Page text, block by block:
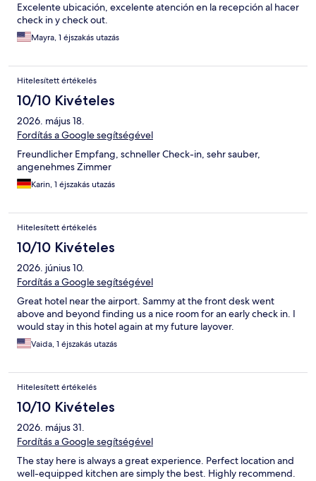
Excelente ubicación, excelente atención en la recepción al hacer
check in y check out.
Mayra, 1 éjszakás utazás
Hitelesített értékelés
10/10 Kivételes
2026. május 18.
Fordítás a Google segítségével
Freundlicher Empfang, schneller Check-in, sehr sauber,
angenehmes Zimmer
Karin, 1 éjszakás utazás
Hitelesített értékelés
10/10 Kivételes
2026. június 10.
Fordítás a Google segítségével
Great hotel near the airport. Sammy at the front desk went
above and beyond finding us a nice room for an early check in. I
would stay in this hotel again at my future layover.
Vaida, 1 éjszakás utazás
Hitelesített értékelés
10/10 Kivételes
2026. május 31.
Fordítás a Google segítségével
The stay here is always a great experience. Perfect location and
well-equipped kitchen are simply the best. Highly recommend.